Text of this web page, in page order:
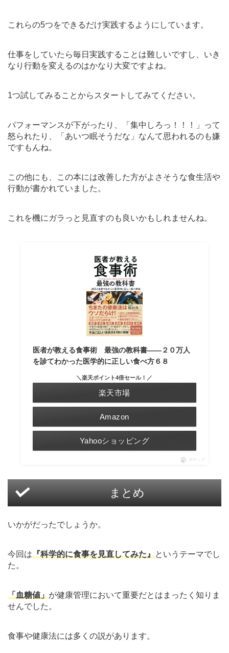
これらの5つをできるだけ実践するようにしています。
仕事をしていたら毎日実践することは難しいですし、いき
なり行動を変えるのはかなり大変ですよね。
1つ試してみることからスタートしてみてください。
パフォーマンスが下がったり、「集中しろっ！！！」って
怒られたり、「あいつ眠そうだな」なんて思われるのも嫌
ですもんね。
この他にも、この本には改善した方がよさそうな食生活や
行動が書かれていました。
これを機にガラっと見直すのも良いかもしれませんね。
医者が教える食事術 最強の教科書――２０万人
を診てわかった医学的に正しい食べ方６８
Amazon
＼楽天ポイント4倍セール！／
楽天市場
Yahooショッピング
ポチップ
まとめ
いかがだったでしょうか。
今回は『科学的に食事を見直してみた』というテーマでし
た。
「血糖値」が健康管理において重要だとはまったく知りま
せんでした。
食事や健康法には多くの説があります。